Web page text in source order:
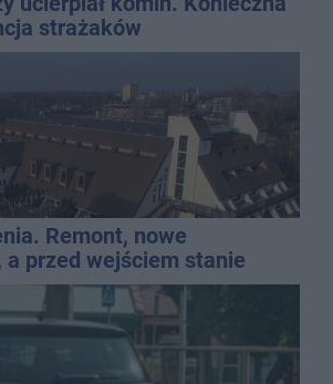
strażaków
Remont, nowe
a przed wejściem stanie